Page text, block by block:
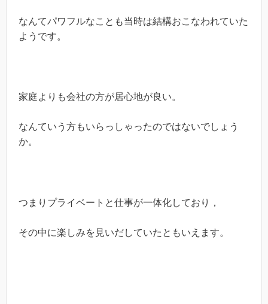
なんてパワフルなことも当時は結構おこなわれていた
ようです。
家庭よりも会社の方が居心地が良い。
なんていう方もいらっしゃったのではないでしょう
か。
つまりプライベートと仕事が一体化しており，
その中に楽しみを見いだしていたともいえます。